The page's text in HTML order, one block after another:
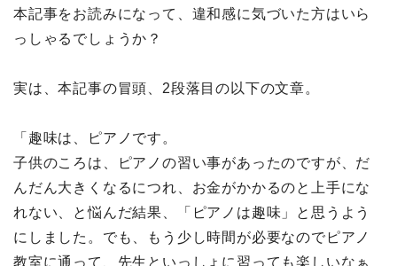
本記事をお読みになって、違和感に気づいた方はいら
っしゃるでしょうか？
実は、本記事の冒頭、2段落目の以下の文章。
「趣味は、ピアノです。
子供のころは、ピアノの習い事があったのですが、だ
んだん大きくなるにつれ、お金がかかるのと上手にな
れない、と悩んだ結果、「ピアノは趣味」と思うよう
にしました。でも、もう少し時間が必要なのでピアノ
教室に通って、先生といっしょに習っても楽しいなぁ